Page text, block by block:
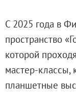
Гравюра
С 2025 года в
пространство
которой
мастер-классы,
планшетные